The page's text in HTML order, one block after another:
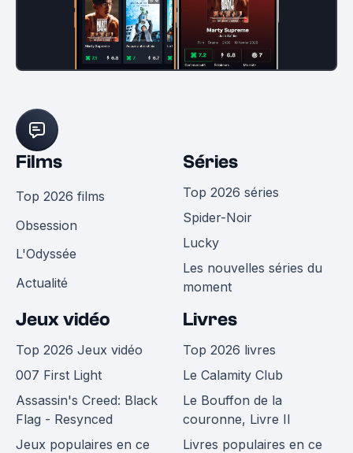
Films
Top 2026 films
Obsession
L'Odyssée
Actualité
Séries
Top 2026 séries
Spider-Noir
Lucky
Les nouvelles séries du
moment
Jeux vidéo
Top 2026 Jeux vidéo
007 First Light
Assassin's Creed: Black
Flag - Resynced
Jeux populaires en ce
Livres
Top 2026 livres
Le Calamity Club
Le Bouffon de la
couronne, Livre II
Livres populaires en ce